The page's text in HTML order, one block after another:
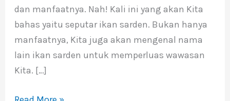
dan manfaatnya. Nah! Kali ini yang akan Kita
bahas yaitu seputar ikan sarden. Bukan hanya
manfaatnya, Kita juga akan mengenal nama
lain ikan sarden untuk memperluas wawasan
Kita. […]